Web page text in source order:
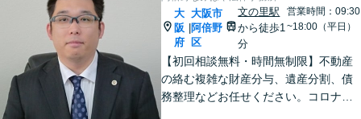
大
阪
府
大阪市
阿倍野
区
文の里駅
から徒歩1
分
営業時間：09:30
~18:00（平日）
【初回相談無料・時間無制限】不動産
の絡む複雑な財産分与、遺産分割、債
務整理などお任せください。コロナ禍